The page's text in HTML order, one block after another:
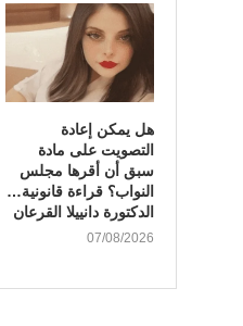
هل يمكن إعادة
التصويت على مادة
سبق أن أقرها مجلس
النواب؟ قراءة قانونية…
الدكتورة دانييلا القرعان
07/08/2026